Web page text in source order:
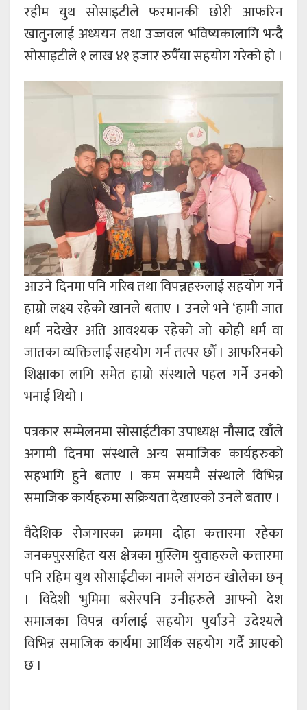
रहीम युथ सोसाइटीले फरमानकी छोरी आफरिन
खातुनलाई अध्ययन तथा उज्जवल भविष्यकालागि भन्दै
सोसाइटीले १ लाख ४१ हजार रुपैँया सहयोग गरेको हो ।
आउने दिनमा पनि गरिब तथा विपन्नहरुलाई सहयोग गर्ने
हाम्रो लक्ष्य रहेको खानले बताए । उनले भने ‘हामी जात
धर्म नदेखेर अति आवश्यक रहेको जो कोही धर्म वा
जातका व्यक्तिलाई सहयोग गर्न तत्पर छौँ । आफरिनको
शिक्षाका लागि समेत हाम्रो संस्थाले पहल गर्ने उनको
भनाई थियो ।
पत्रकार सम्मेलनमा सोसाईटीका उपाध्यक्ष नौसाद खाँले
अगामी दिनमा संस्थाले अन्य समाजिक कार्यहरुको
सहभागि हुने बताए । कम समयमै संस्थाले विभिन्न
समाजिक कार्यहरुमा सक्रियता देखाएको उनले बताए ।
वैदेशिक रोजगारका क्रममा दोहा कत्तारमा रहेका
जनकपुरसहित यस क्षेत्रका मुस्लिम युवाहरुले कत्तारमा
पनि रहिम युथ सोसाईटीका नामले संगठन खोलेका छन्
। विदेशी भुमिमा बसेरपनि उनीहरुले आफ्नो देश
समाजका विपन्न वर्गलाई सहयोग पुर्याउने उदेश्यले
विभिन्न समाजिक कार्यमा आर्थिक सहयोग गर्दै आएको
छ ।